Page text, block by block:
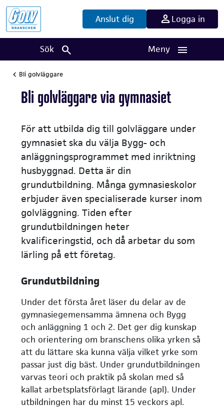
Anslut dig Logga in
Sök Meny
Bli golvläggare
Bli golvläggare via gymnasiet
För att utbilda dig till golvläggare under
gymnasiet ska du välja Bygg- och
anläggningsprogrammet med inriktning
husbyggnad. Detta är din
grundutbildning. Många gymnasieskolor
erbjuder även specialiserade kurser inom
golvläggning. Tiden efter
grundutbildningen heter
kvalificeringstid, och då arbetar du som
lärling på ett företag.
Grundutbildning
Under det första året läser du delar av de
gymnasiegemensamma ämnena och Bygg
och anläggning 1 och 2. Det ger dig kunskap
och orientering om branschens olika yrken så
att du lättare ska kunna välja vilket yrke som
passar just dig bäst. Under grundutbildningen
varvas teori och praktik på skolan med så
kallat arbetsplatsförlagt lärande (apl). Under
utbildningen har du minst 15 veckors apl.